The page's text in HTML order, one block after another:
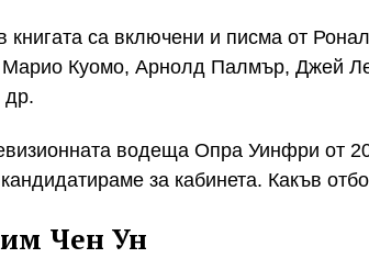
книгата са включени и писма от
Куомо, Арнолд Палмър, Джей
др.
водеща Опра Уинфри от
за кабинета. Какъв
Чен Ун